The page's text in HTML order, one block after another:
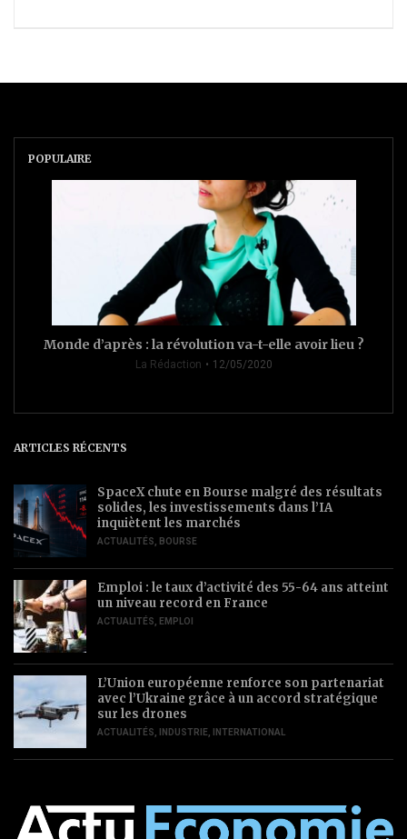
POPULAIRE
Monde d’après : la révolution va-t-elle avoir lieu ?
La Rédaction 12/05/2020
ARTICLES RÉCENTS
SpaceX chute en Bourse malgré des résultats
solides, les investissements dans l’IA
inquiètent les marchés
ACTUALITÉS BOURSE
Emploi : le taux d’activité des 55-64 ans atteint
un niveau record en France
ACTUALITÉS EMPLOI
L’Union européenne renforce son partenariat
avec l’Ukraine grâce à un accord stratégique
sur les drones
ACTUALITÉS INDUSTRIE INTERNATIONAL